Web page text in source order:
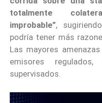
totalmente
improbable”,
podría tener más
Las mayores
emisores
supervisados.